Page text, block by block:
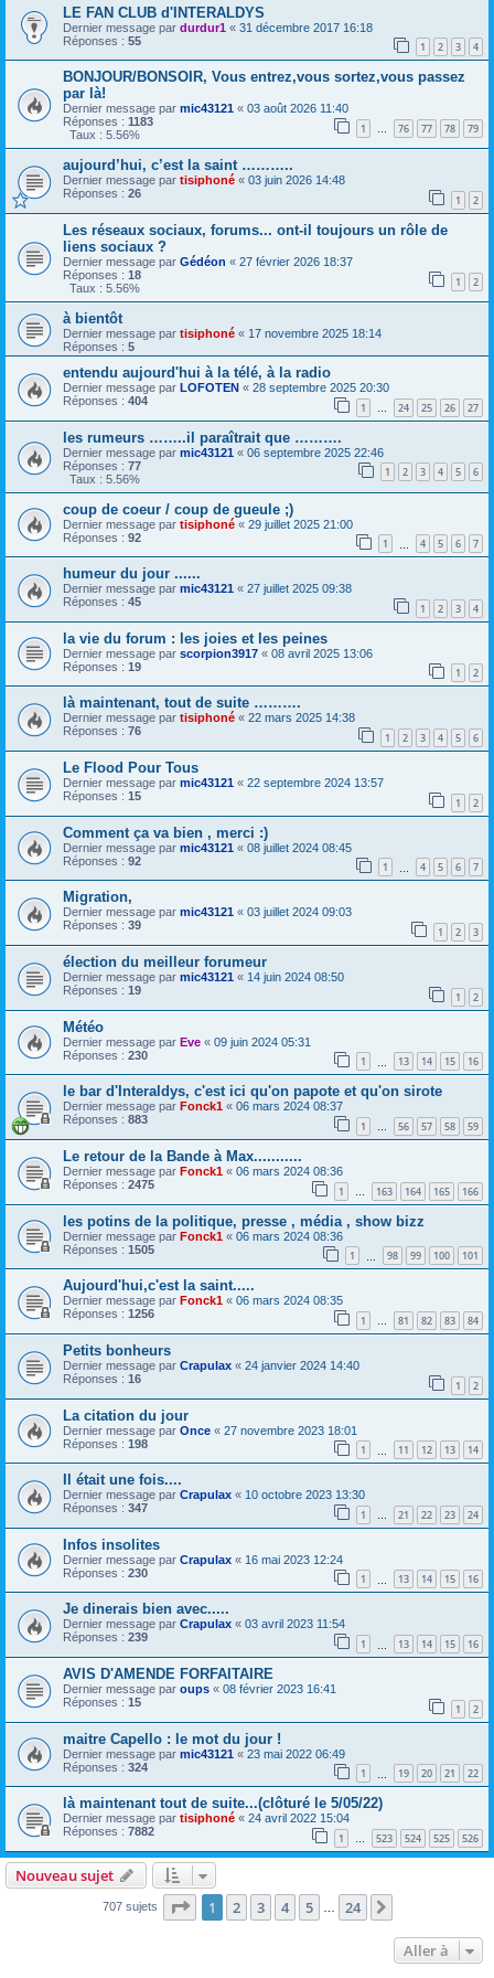
LE FAN CLUB d'INTERALDYS
Dernier message par durdur1 « 31 décembre 2017 16:18
Réponses : 55 1 2 3 4
BONJOUR/BONSOIR, Vous entrez,vous sortez,vous passez
par là!
Dernier message par mic43121 « 03 août 2026 11:40
Réponses : 1183 1 … 76 77 78 79
Taux : 5.56%
aujourd’hui, c’est la saint ………..
Dernier message par tisiphoné « 03 juin 2026 14:48
Réponses : 26 1 2
Les réseaux sociaux, forums... ont-il toujours un rôle de
liens sociaux ?
Dernier message par Gédéon « 27 février 2026 18:37
Réponses : 18 1 2
Taux : 5.56%
à bientôt
Dernier message par tisiphoné « 17 novembre 2025 18:14
Réponses : 5
entendu aujourd'hui à la télé, à la radio
Dernier message par LOFOTEN « 28 septembre 2025 20:30
Réponses : 404 1 … 24 25 26 27
les rumeurs ……..il paraîtrait que ……….
Dernier message par mic43121 « 06 septembre 2025 22:46
Réponses : 77 1 2 3 4 5 6
Taux : 5.56%
coup de coeur / coup de gueule ;)
Dernier message par tisiphoné « 29 juillet 2025 21:00
Réponses : 92 1 4 5 6 7
humeur du jour ......
Dernier message par mic43121 « 27 juillet 2025 09:38
Réponses : 45 1 2 3 4
la vie du forum : les joies et les peines
Dernier message par scorpion3917 « 08 avril 2025 13:06
Réponses : 19 1 2
là maintenant, tout de suite ……….
Dernier message par tisiphoné « 22 mars 2025 14:38
Réponses : 76 1 2 3 4 5 6
Le Flood Pour Tous
Dernier message par mic43121 « 22 septembre 2024 13:57
Réponses : 15 1 2
Comment ça va bien , merci :)
Dernier message par mic43121 « 08 juillet 2024 08:45
Réponses : 92 1 4 5 6 7
Migration,
Dernier message par mic43121 « 03 juillet 2024 09:03
Réponses : 39 1 2 3
élection du meilleur forumeur
Dernier message par mic43121 « 14 juin 2024 08:50
Réponses : 19 1 2
Météo
Dernier message par Eve « 09 juin 2024 05:31
Réponses : 230 1 13 14 15 16
le bar d'Interaldys, c'est ici qu'on papote et qu'on sirote
Dernier message par Fonck1 « 06 mars 2024 08:37
Réponses : 883 1 … 56 57 58 59
Le retour de la Bande à Max...........
Dernier message par Fonck1 « 06 mars 2024 08:36
Réponses : 2475 1 … 163 164 165 166
les potins de la politique, presse , média , show bizz
Dernier message par Fonck1 « 06 mars 2024 08:36
Réponses : 1505 1 98 99 100 101
Aujourd'hui,c'est la saint.....
Dernier message par Fonck1 « 06 mars 2024 08:35
Réponses : 1256 1 … 81 82 83 84
Petits bonheurs
Dernier message par Crapulax « 24 janvier 2024 14:40
Réponses : 16 1 2
La citation du jour
Dernier message par Once « 27 novembre 2023 18:01
Réponses : 198 1 11 12 13 14
Il était une fois....
Dernier message par Crapulax « 10 octobre 2023 13:30
Réponses : 347 1 … 21 22 23 24
Infos insolites
Dernier message par Crapulax « 16 mai 2023 12:24
Réponses : 230 1 13 14 15 16
Je dinerais bien avec.....
Dernier message par Crapulax « 03 avril 2023 11:54
Réponses : 239 1 13 14 15 16
AVIS D'AMENDE FORFAITAIRE
Dernier message par oups « 08 février 2023 16:41
Réponses : 15 1 2
maitre Capello : le mot du jour !
Dernier message par mic43121 « 23 mai 2022 06:49
Réponses : 324 1 19 20 21 22
là maintenant tout de suite...(clôturé le 5/05/22)
Dernier message par tisiphoné « 24 avril 2022 15:04
Réponses : 7882 1 … 523 524 525 526
Nouveau sujet
707 sujets Page 1sur24
1 2 3 4 5 24
Aller à